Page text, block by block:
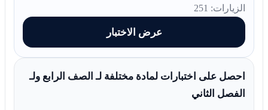
الزيارات: 251
عرض الاختبار
احصل على اختبارات لمادة مختلفة لـ الصف الرابع ولـ
الفصل الثاني